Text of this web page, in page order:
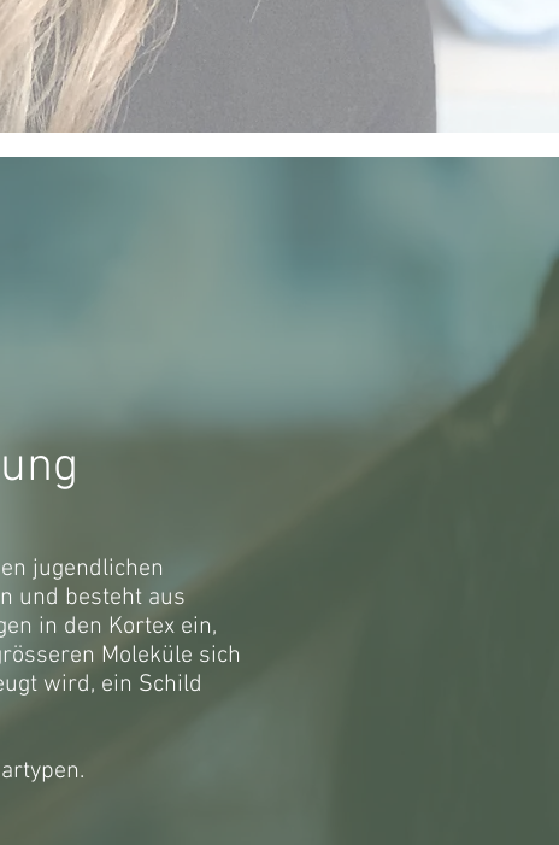
jugendlichen
und besteht aus
in den Kortex ein,
Moleküle sich
wird, ein Schild